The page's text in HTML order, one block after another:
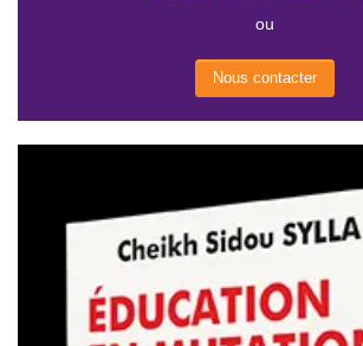
ou
Nous contacter